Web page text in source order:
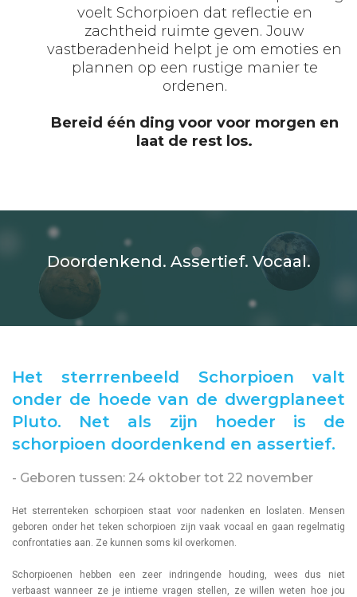
voelt Schorpioen dat reflectie en
zachtheid ruimte geven. Jouw
vastberadenheid helpt je om emoties en
plannen op een rustige manier te
ordenen.
Bereid één ding voor voor morgen en
laat de rest los.
Doordenkend. Assertief. Vocaal.
Het sterrrenbeeld Schorpioen valt
onder de hoede van de dwergplaneet
Pluto. Net als zijn hoeder is de
schorpioen doordenkend en assertief.
- Geboren tussen: 24 oktober tot 22 november
Het sterrenteken schorpioen staat voor nadenken en loslaten. Mensen
geboren onder het teken schorpioen zijn vaak vocaal en gaan regelmatig
confrontaties aan. Ze kunnen soms kil overkomen.
Schorpioenen hebben een zeer indringende houding, wees dus niet
verbaast wanneer ze je intieme vragen stellen, ze willen weten hoe jou